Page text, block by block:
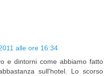
alle ore 16:34
e dintorni come abbiamo fatto
sull'hotel. Lo scorso